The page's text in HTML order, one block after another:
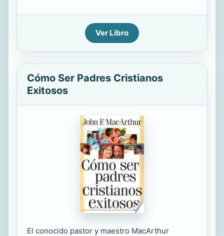
Ver Libro
Cómo Ser Padres Cristianos
Exitosos
El conocido pastor y maestro MacArthur